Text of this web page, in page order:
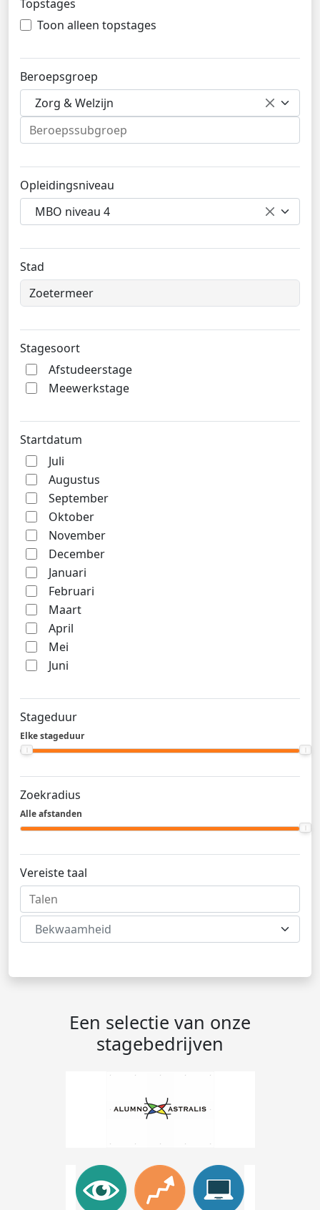
Topstages
Toon alleen topstages
Beroepsgroep
Zorg & Welzijn
Opleidingsniveau
MBO niveau 4
Stad
Stagesoort
Afstudeerstage
Meewerkstage
Startdatum
Juli
Augustus
September
Oktober
November
December
Januari
Februari
Maart
April
Mei
Juni
Stageduur
Elke stageduur
Zoekradius
Alle afstanden
Vereiste taal
Bekwaamheid
Een selectie van onze
stagebedrijven